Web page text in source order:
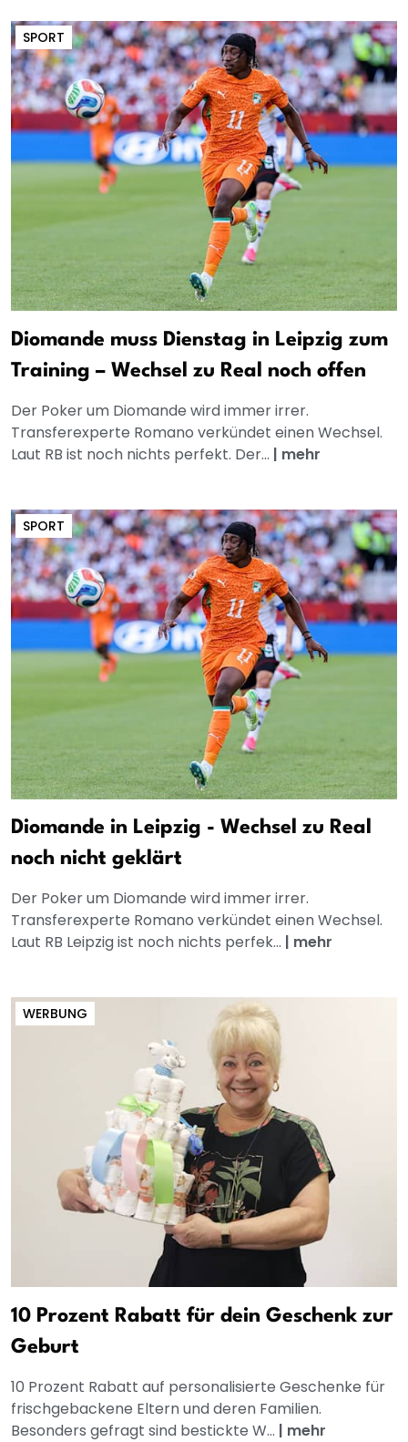
SPORT
Diomande muss Dienstag in Leipzig zum
Training – Wechsel zu Real noch offen
Der Poker um Diomande wird immer irrer.
Transferexperte Romano verkündet einen Wechsel.
Laut RB ist noch nichts perfekt. Der... | mehr
SPORT
Diomande in Leipzig - Wechsel zu Real
noch nicht geklärt
Der Poker um Diomande wird immer irrer.
Transferexperte Romano verkündet einen Wechsel.
Laut RB Leipzig ist noch nichts perfek... | mehr
WERBUNG
10 Prozent Rabatt für dein Geschenk zur
Geburt
10 Prozent Rabatt auf personalisierte Geschenke für
frischgebackene Eltern und deren Familien.
Besonders gefragt sind bestickte W... | mehr